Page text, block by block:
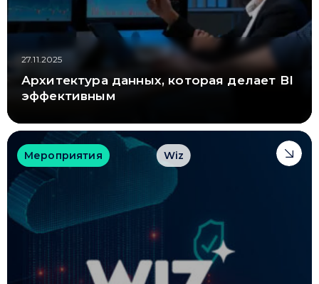
27.11.2025
Архитектура данных, которая делает BI
эффективным
Мероприятия Wiz
Надіслати повідомлення